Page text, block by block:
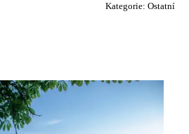
Kategorie: Ostatní